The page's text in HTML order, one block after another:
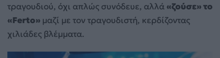
τραγουδιού, όχι απλώς συνόδευε, αλλά«ζούσε» το
«Ferto» μαζί με τον τραγουδιστή, κερδίζοντας
χιλιάδες βλέμματα.